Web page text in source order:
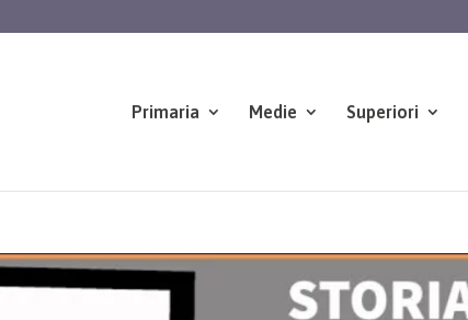
Primaria Medie Superiori